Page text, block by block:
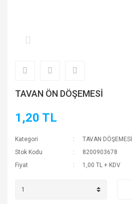
TAVAN ÖN DÖŞEMESİ
1,20 TL
Kategori
TAVAN DÖŞEMESİ
Stok Kodu
8200903678
Fiyat
1,00 TL + KDV